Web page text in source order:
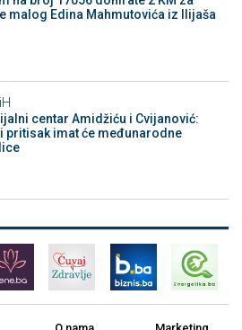
malog Edina Mahmutovića iz Ilijaša
centar Amidžiću i Cvijanović:
pritisak imat će međunarodne